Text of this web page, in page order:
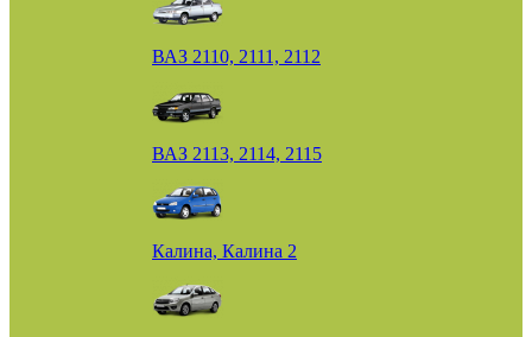
ВАЗ 2110, 2111, 2112
ВАЗ 2113, 2114, 2115
Калина, Калина 2